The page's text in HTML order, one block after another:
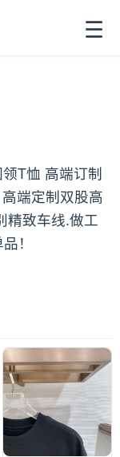
☰
T恤 高端订制
端定制双股高
精致车线.做工
！